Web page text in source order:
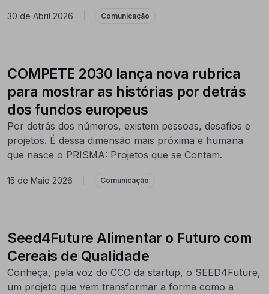
30 de Abril 2026 Comunicação
COMPETE 2030 lança nova rubrica
para mostrar as histórias por detrás
dos fundos europeus
Por detrás dos números, existem pessoas, desafios e
projetos. É dessa dimensão mais próxima e humana
que nasce o PRISMA: Projetos que se Contam.
15 de Maio 2026 Comunicação
Seed4Future Alimentar o Futuro com
Cereais de Qualidade
Conheça, pela voz do CCO da startup, o SEED4Future,
um projeto que vem transformar a forma como a